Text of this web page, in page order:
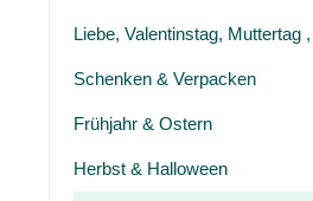
Liebe, Valentinstag, Muttertag ,
Schenken & Verpacken
Frühjahr & Ostern
Herbst & Halloween